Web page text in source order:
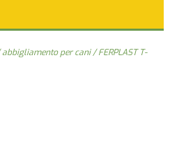
abbigliamento per cani/ FERPLAST T-